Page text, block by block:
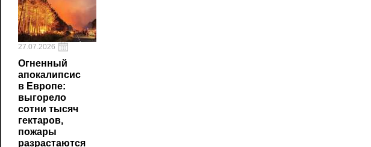
27.07.2026
Огненный
апокалипсис
в Европе:
выгорело
сотни тысяч
гектаров,
пожары
разрастаются